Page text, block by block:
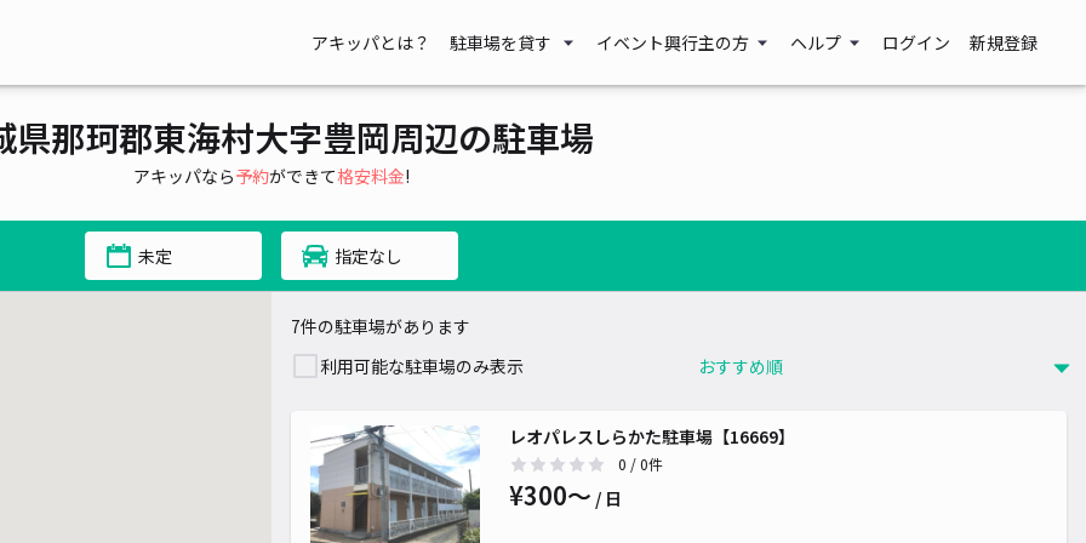
アキッパとは？ 駐車場を貸す イベント興行主の方 ヘルプ ログイン 新規登録
県那珂郡東海村大字豊岡周辺の駐車場
アキッパなら予約ができて格安料金!
未定 指定なし
7件の駐車場があります
利用可能な駐車場のみ表示
レオパレスしらかた駐車場【16669】
0 / 0件
¥300〜 / 日